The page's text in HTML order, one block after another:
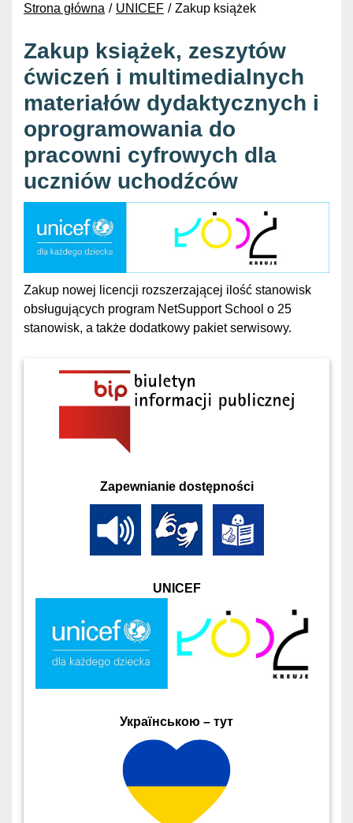
Strona główna UNICEF Zakup książek
Zakup książek, zeszytów
ćwiczeń i multimedialnych
materiałów dydaktycznych i
oprogramowania do
pracowni cyfrowych dla
uczniów uchodźców
Zakup nowej licencji rozszerzającej ilość stanowisk
obsługujących program NetSupport School o 25
stanowisk, a także dodatkowy pakiet serwisowy.
Zapewnianie dostępności
UNICEF
Українською – тут